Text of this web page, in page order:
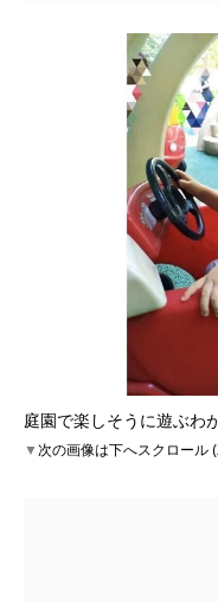
庭園で楽しそうに遊ぶわ
▼次の画像は下へスクロール